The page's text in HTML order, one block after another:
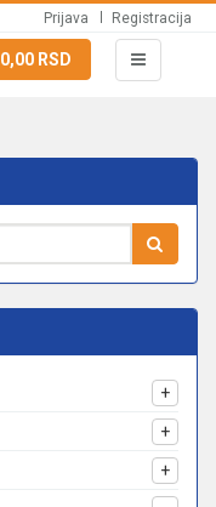
Prijava Registracija
0,00 RSD
+
+
+